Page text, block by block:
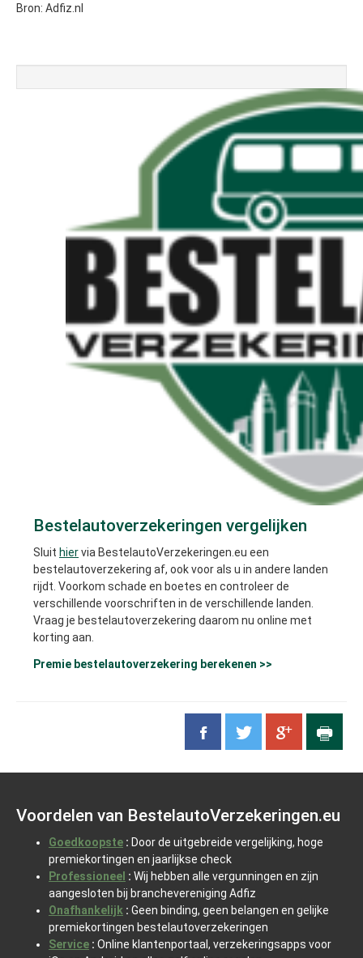
Bron: Adfiz.nl
Bestelautoverzekeringen vergelijken
Sluit hiervia BestelautoVerzekeringen.eu een
bestelautoverzekering af, ook voor als u in andere landen
rijdt. Voorkom schade en boetes en controleer de
verschillende voorschriften in de verschillende landen.
Vraag je bestelautoverzekering daarom nu online met
korting aan.
Premie bestelautoverzekering berekenen >>
Voordelen van BestelautoVerzekeringen.eu
Goedkoopste : Door de uitgebreide vergelijking, hoge
premiekortingen en jaarlijkse check
Professioneel : Wij hebben alle vergunningen en zijn
aangesloten bij branchevereniging Adfiz
Onafhankelijk : Geen binding, geen belangen en gelijke
premiekortingen bestelautoverzekeringen
Service : Online klantenportaal, verzekeringsapps voor